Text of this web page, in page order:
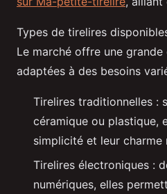
Types de tirelires
Le marché offre une
adaptées à des besoins
Tirelires traditionnelles :
céramique ou plastique,
simplicité et leur charme
Tirelires électroniques :
numériques, elles